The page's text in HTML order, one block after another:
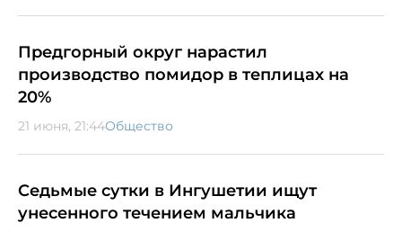
Предгорный округ нарастил
производство помидор в теплицах на
20%
21 июня, 21:44Общество
Седьмые сутки в Ингушетии ищут
унесенного течением мальчика